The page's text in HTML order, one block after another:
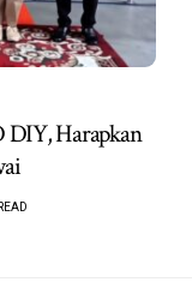
DIY, Harapkan